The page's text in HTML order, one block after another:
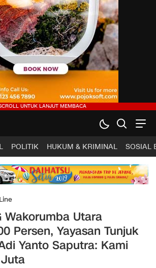
POLITIK HUKUM & KRIMINAL SOSIAL
Wakorumba Utara
Persen, Yayasan Tunjuk
Yanto Saputra: Kami